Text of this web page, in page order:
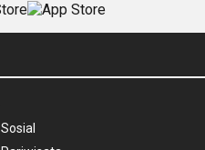
Sosial